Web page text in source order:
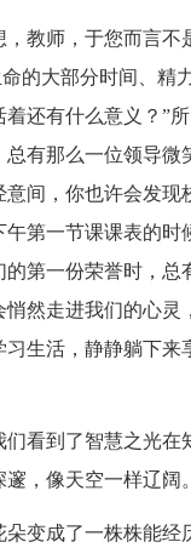
教师，于您而言
的大部分时间、精
还有什么意义？”
有那么一位领导
间，你也许会发现
第一节课课表的
第一份荣誉时，
然走进我们的心
生活，静静躺下
看到了智慧之光
，像天空一样辽阔。
变成了一株株能